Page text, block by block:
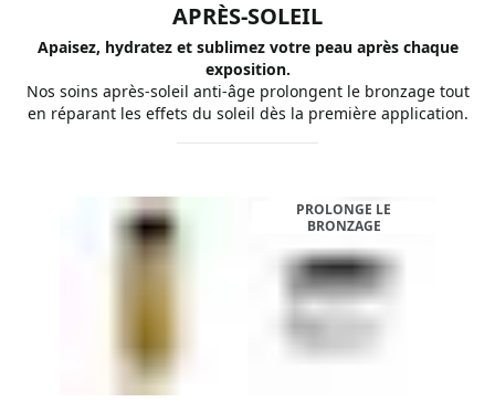
APRÈS-SOLEIL
Apaisez, hydratez et sublimez votre peau après chaque
exposition.
Nos soins après-soleil anti-âge prolongent le bronzage tout
en réparant les effets du soleil dès la première application.
PROLONGE LE
BRONZAGE